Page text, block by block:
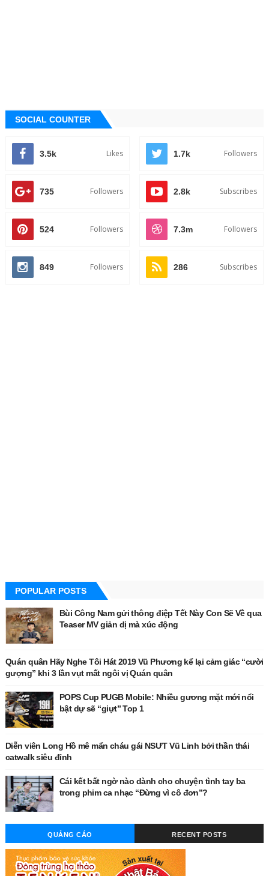
SOCIAL COUNTER
3.5k Likes 1.7k Followers
735 Followers 2.8k Subscribes
524 Followers 7.3m Followers
849 Followers 286 Subscribes
POPULAR POSTS
Bùi Công Nam gửi thông điệp Tết Này Con Sẽ Về qua
Teaser MV giản dị mà xúc động
Quán quân Hãy Nghe Tôi Hát 2019 Vũ Phương kể lại cảm giác “cười
gượng” khi 3 lần vụt mất ngôi vị Quán quân
POPS Cup PUGB Mobile: Nhiều gương mặt mới nổi
bật dự sẽ “giựt” Top 1
Diễn viên Long Hồ mê mẩn cháu gái NSƯT Vũ Linh bởi thần thái
catwalk siêu đỉnh
Cái kết bất ngờ nào dành cho chuyện tình tay ba
trong phim ca nhạc “Đừng vì cô đơn”?
QUẢNG CÁO RECENT POSTS